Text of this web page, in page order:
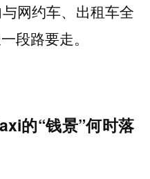
网约车、出租车全
段路要走。
的“钱景”何时落